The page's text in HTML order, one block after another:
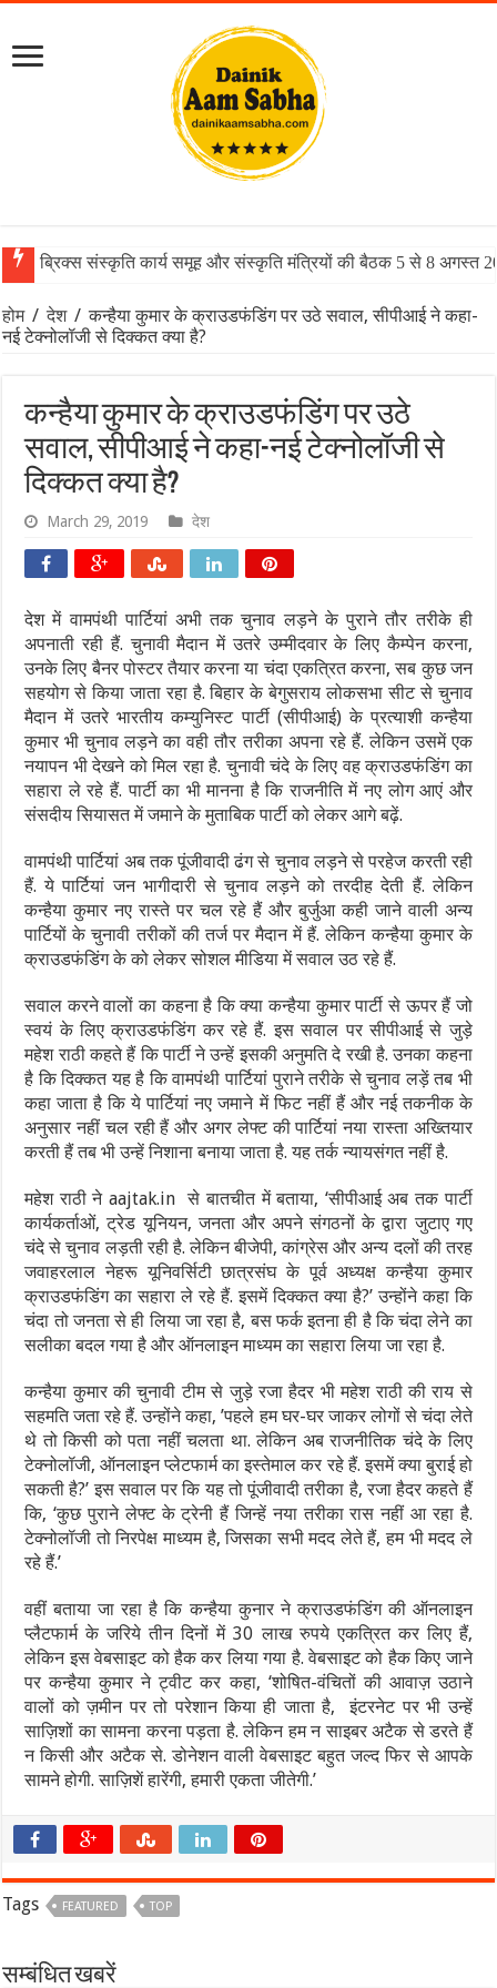
ब्रिक्स संस्कृति कार्य समूह और संस्कृति मंत्रियों की बैठक 5 से 8 अगस्त
होम / देश / कन्हैया कुमार के क्राउडफंडिंग पर उठे सवाल, सीपीआई ने कहा-
नई टेक्नोलॉजी से दिक्कत क्या है?
कन्हैया कुमार के क्राउडफंडिंग पर उठे
सवाल, सीपीआई ने कहा-नई टेक्नोलॉजी से
दिक्कत क्या है?
March 29, 2019 देश
देश में वामपंथी पार्टियां अभी तक चुनाव लड़ने के पुराने तौर तरीके ही
अपनाती रही हैं. चुनावी मैदान में उतरे उम्मीदवार के लिए कैम्पेन करना,
उनके लिए बैनर पोस्टर तैयार करना या चंदा एकत्रित करना, सब कुछ जन
सहयोग से किया जाता रहा है. बिहार के बेगुसराय लोकसभा सीट से चुनाव
मैदान में उतरे भारतीय कम्युनिस्ट पार्टी (सीपीआई) के प्रत्याशी कन्हैया
कुमार भी चुनाव लड़ने का वही तौर तरीका अपना रहे हैं. लेकिन उसमें एक
नयापन भी देखने को मिल रहा है. चुनावी चंदे के लिए वह क्राउडफंडिंग का
सहारा ले रहे हैं. पार्टी का भी मानना है कि राजनीति में नए लोग आएं और
संसदीय सियासत में जमाने के मुताबिक पार्टी को लेकर आगे बढ़ें.
वामपंथी पार्टियां अब तक पूंजीवादी ढंग से चुनाव लड़ने से परहेज करती रही
हैं. ये पार्टियां जन भागीदारी से चुनाव लड़ने को तरदीह देती हैं. लेकिन
कन्हैया कुमार नए रास्ते पर चल रहे हैं और बुर्जुआ कही जाने वाली अन्य
पार्टियों के चुनावी तरीकों की तर्ज पर मैदान में हैं. लेकिन कन्हैया कुमार के
क्राउडफंडिंग के को लेकर सोशल मीडिया में सवाल उठ रहे हैं.
सवाल करने वालों का कहना है कि क्या कन्हैया कुमार पार्टी से ऊपर हैं जो
स्वयं के लिए क्राउडफंडिंग कर रहे हैं. इस सवाल पर सीपीआई से जुड़े
महेश राठी कहते हैं कि पार्टी ने उन्हें इसकी अनुमति दे रखी है. उनका कहना
है कि दिक्कत यह है कि वामपंथी पार्टियां पुराने तरीके से चुनाव लड़ें तब भी
कहा जाता है कि ये पार्टियां नए जमाने में फिट नहीं हैं और नई तकनीक के
अनुसार नहीं चल रही हैं और अगर लेफ्ट की पार्टियां नया रास्ता अख्तियार
करती हैं तब भी उन्हें निशाना बनाया जाता है. यह तर्क न्यायसंगत नहीं है.
महेश राठी ने aajtak.in से बातचीत में बताया, ‘सीपीआई अब तक पार्टी
कार्यकर्ताओं, ट्रेड यूनियन, जनता और अपने संगठनों के द्वारा जुटाए गए
चंदे से चुनाव लड़ती रही है. लेकिन बीजेपी, कांग्रेस और अन्य दलों की तरह
जवाहरलाल नेहरू यूनिवर्सिटी छात्रसंघ के पूर्व अध्यक्ष कन्हैया कुमार
क्राउडफंडिंग का सहारा ले रहे हैं. इसमें दिक्कत क्या है?’ उन्होंने कहा कि
चंदा तो जनता से ही लिया जा रहा है, बस फर्क इतना ही है कि चंदा लेने का
सलीका बदल गया है और ऑनलाइन माध्यम का सहारा लिया जा रहा है.
कन्हैया कुमार की चुनावी टीम से जुड़े रजा हैदर भी महेश राठी की राय से
सहमति जता रहे हैं. उन्होंने कहा, ’पहले हम घर-घर जाकर लोगों से चंदा लेते
थे तो किसी को पता नहीं चलता था. लेकिन अब राजनीतिक चंदे के लिए
टेक्नोलॉजी, ऑनलाइन प्लेटफार्म का इस्तेमाल कर रहे हैं. इसमें क्या बुराई हो
सकती है?’ इस सवाल पर कि यह तो पूंजीवादी तरीका है, रजा हैदर कहते हैं
कि, ‘कुछ पुराने लेफ्ट के ट्रेनी हैं जिन्हें नया तरीका रास नहीं आ रहा है.
टेक्नोलॉजी तो निरपेक्ष माध्यम है, जिसका सभी मदद लेते हैं, हम भी मदद ले
रहे हैं.’
वहीं बताया जा रहा है कि कन्हैया कुनार ने क्राउडफंडिंग की ऑनलाइन
प्लैटफार्म के जरिये तीन दिनों में 30 लाख रुपये एकत्रित कर लिए हैं,
लेकिन इस वेबसाइट को हैक कर लिया गया है. वेबसाइट को हैक किए जाने
पर कन्हैया कुमार ने ट्वीट कर कहा, ‘शोषित-वंचितों की आवाज़ उठाने
वालों को ज़मीन पर तो परेशान किया ही जाता है, इंटरनेट पर भी उन्हें
साज़िशों का सामना करना पड़ता है. लेकिन हम न साइबर अटैक से डरते हैं
न किसी और अटैक से. डोनेशन वाली वेबसाइट बहुत जल्द फिर से आपके
सामने होगी. साज़िशें हारेंगी, हमारी एकता जीतेगी.’
Tags FEATURED TOP
सम्बंधित खबरें